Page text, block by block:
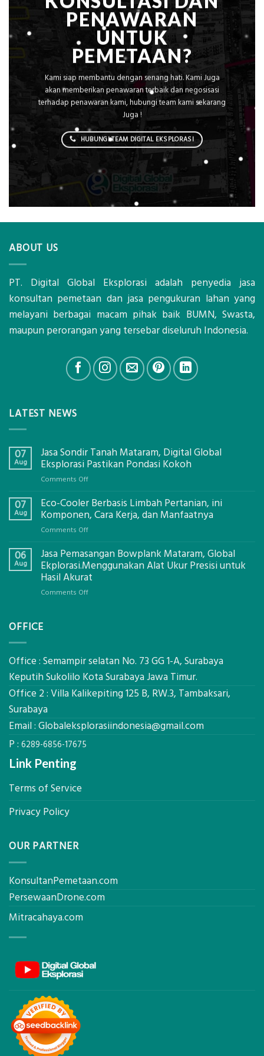
PENAWARAN
UNTUK
PEMETAAN?
Kami siap membantu dengan senang hati. Kami Juga
akan memberikan penawaran terbaik dan negosisasi
terhadap penawaran kami, hubungi team kami sekarang
Juga !
HUBUNGI TEAM DIGITAL EKSPLORASI
ABOUT US
PT. Digital Global Eksplorasi adalah penyedia jasa
konsultan pemetaan dan jasa pengukuran lahan yang
melayani berbagai macam pihak baik BUMN, Swasta,
maupun perorangan yang tersebar diseluruh Indonesia.
LATEST NEWS
07
Aug
Jasa Sondir Tanah Mataram, Digital Global
Eksplorasi Pastikan Pondasi Kokoh
Comments Offon
Sondir
Tanah
Eksplorasi
Pastikan
Pondasi
Kokoh
07
Aug
Eco-Cooler Berbasis Limbah Pertanian, ini
Komponen, Cara Kerja, dan Manfaatnya
Comments Offon
Cooler
Berbasis
Limbah
06
Aug
Jasa Pemasangan Bowplank Mataram, Global
Ekplorasi.Menggunakan Alat Ukur Presisi untuk
Hasil Akurat
Comments Offon
Ekplorasi.Menggunakan
Ukur
Presisi
Akurat
OFFICE
Office : Semampir selatan No. 73 GG 1-A, Surabaya
Keputih Sukolilo Kota Surabaya Jawa Timur.
Office 2 : Villa Kalikepiting 125 B, RW.3, Tambaksari,
Surabaya
Email : Globaleksplorasiindonesia@gmail.com
P : 6289-6856-17675
Link Penting
Terms of Service
Privacy Policy
OUR PARTNER
KonsultanPemetaan.com
PersewaanDrone.com
Mitracahaya.com